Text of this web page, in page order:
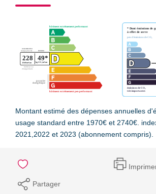
Montant estimé des dépenses annuelles
usage standard entre 1970€ et 2740€.
2021,2022 et 2023 (abonnement compris).
Partager